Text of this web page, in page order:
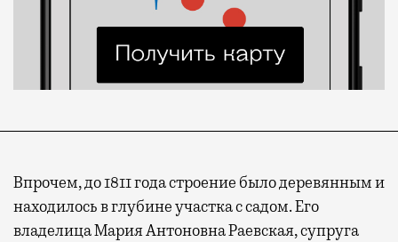
Впрочем, до 1811 года строение было деревянным и
находилось в глубине участка с садом. Его
владелица Мария Антоновна Раевская, супруга